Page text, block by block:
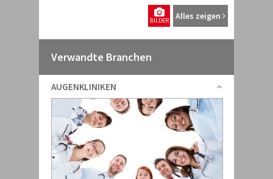
Alles zeigen
BILDER
Verwandte Branchen
AUGENKLINIKEN